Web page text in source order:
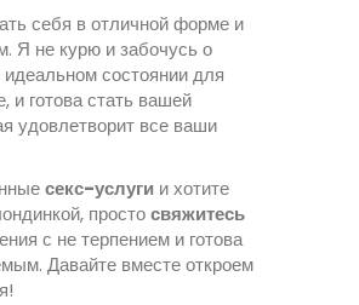
себя в отличной форме и
Я не курю и забочусь о
состоянии для
и готова стать вашей
удовлетворит все ваши
секс-услуги и хотите
простосвяжитесь
с не терпением и готова
Давайте вместе откроем